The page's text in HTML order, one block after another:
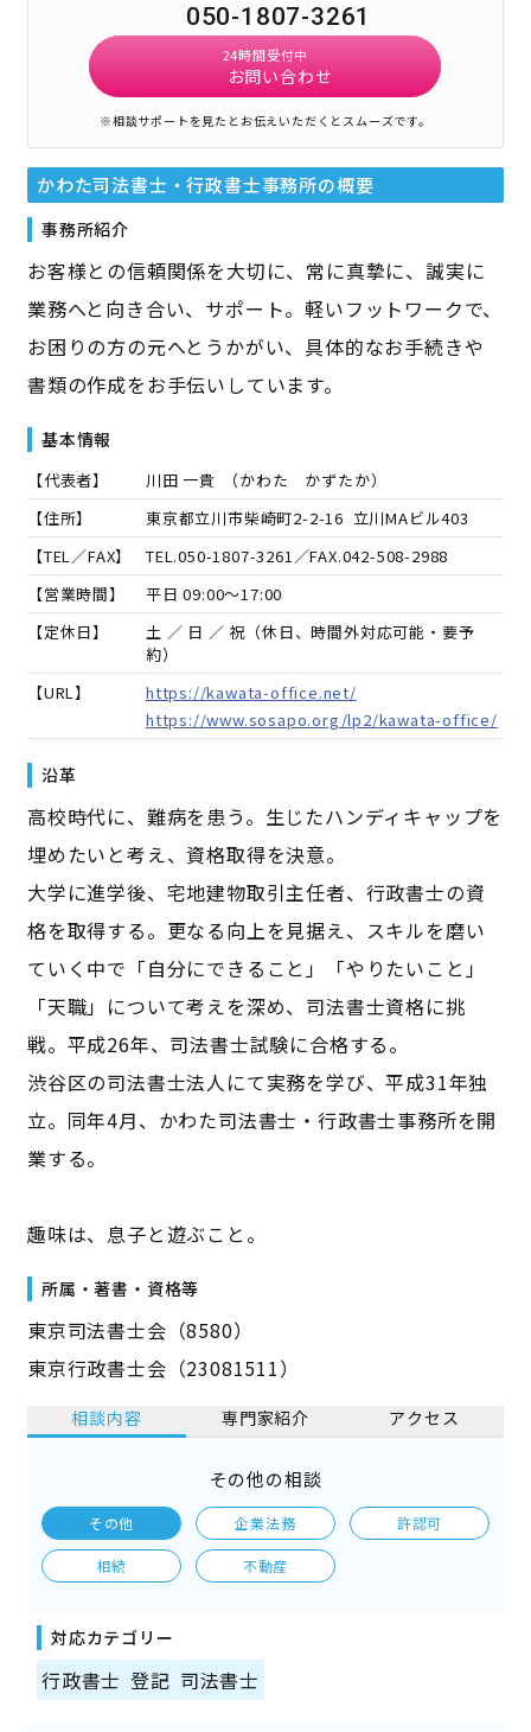
050-1807-3261
24時間受付中
お問い合わせ
※相談サポートを見たとお伝えいただくとスムーズです。
かわた司法書士・行政書士事務所の概要
事務所紹介
お客様との信頼関係を大切に、常に真摯に、誠実に
業務へと向き合い、サポート。軽いフットワークで、
お困りの方の元へとうかがい、具体的なお手続きや
書類の作成をお手伝いしています。
基本情報
【代表者】 川田 一貴 （かわた かずたか）
【住所】
東京都立川市柴崎町2-2-16 立川MAビル403
【TEL／FAX】
TEL.050-1807-3261／FAX.042-508-2988
【営業時間】
平日 09:00～17:00
【定休日】
土 ／ 日 ／ 祝（休日、時間外対応可能・要予
約）
【URL】
https://kawata-office.net/
https://www.sosapo.org/lp2/kawata-office/
沿革
高校時代に、難病を患う。生じたハンディキャップを
埋めたいと考え、資格取得を決意。
大学に進学後、宅地建物取引主任者、行政書士の資
格を取得する。更なる向上を見据え、スキルを磨い
ていく中で「自分にできること」「やりたいこと」
「天職」について考えを深め、司法書士資格に挑
戦。平成26年、司法書士試験に合格する。
渋谷区の司法書士法人にて実務を学び、平成31年独
立。同年4月、かわた司法書士・行政書士事務所を開
業する。
趣味は、息子と遊ぶこと。
所属・著書・資格等
東京司法書士会（8580）
東京行政書士会（23081511）
相談内容 専門家紹介 アクセス
その他の相談
その他 企業法務 許認可
相続 不動産
対応カテゴリー
行政書士 登記 司法書士